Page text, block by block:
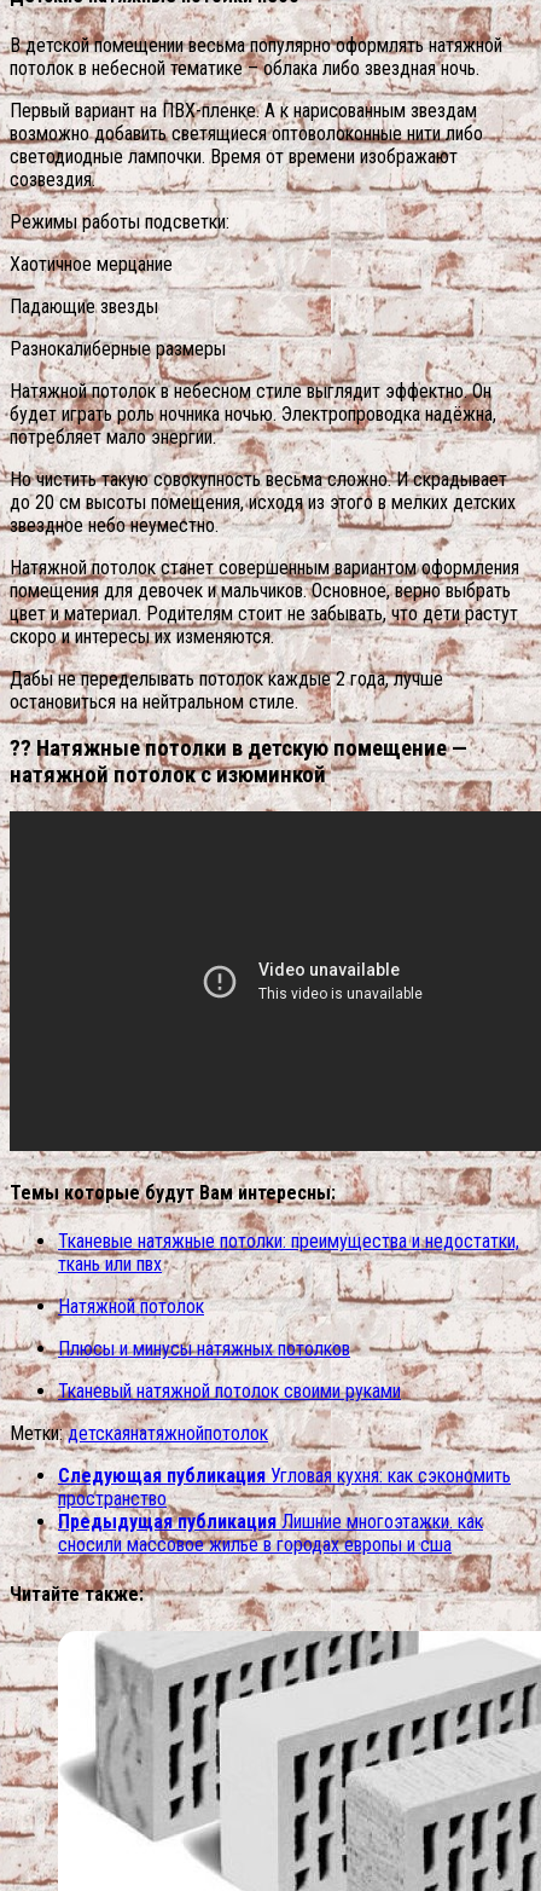
В детской помещении весьма популярно оформлять натяжной
потолок в небесной тематике – облака либо звездная ночь.
Первый вариант на ПВХ-пленке. А к нарисованным звездам
возможно добавить светящиеся оптоволоконные нити либо
светодиодные лампочки. Время от времени изображают
созвездия.
Режимы работы подсветки:
Хаотичное мерцание
Падающие звезды
Разнокалиберные размеры
Натяжной потолок в небесном стиле выглядит эффектно. Он
будет играть роль ночника ночью. Электропроводка надёжна,
потребляет мало энергии.
Но чистить такую совокупность весьма сложно. И скрадывает
до 20 см высоты помещения, исходя из этого в мелких детских
звездное небо неуместно.
Натяжной потолок станет совершенным вариантом оформления
помещения для девочек и мальчиков. Основное, верно выбрать
цвет и материал. Родителям стоит не забывать, что дети растут
скоро и интересы их изменяются.
Дабы не переделывать потолок каждые 2 года, лучше
остановиться на нейтральном стиле.
?? Натяжные потолки в детскую помещение —
натяжной потолок с изюминкой
Темы которые будут Вам интересны:
Тканевые натяжные потолки: преимущества и недостатки,
ткань или пвх
Натяжной потолок
Плюсы и минусы натяжных потолков
Тканевый натяжной потолок своими руками
Метки: детскаянатяжнойпотолок
Следующая публикация Угловая кухня: как сэкономить
пространство
Предыдущая публикация Лишние многоэтажки. как
сносили массовое жилье в городах европы и сша
Читайте также: